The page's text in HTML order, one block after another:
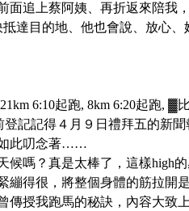
面追上蔡阿姨、再折返來陪我
達目的地、他也會說、放心
6:10起跑, 8km 6:20起跑, ▓
登記記得４月９日禮拜五的新
此叨念著……
嗎？真是太棒了，這樣high的
得很，將整個身體的筋拉開
傳授我跑馬的秘訣，內容大致